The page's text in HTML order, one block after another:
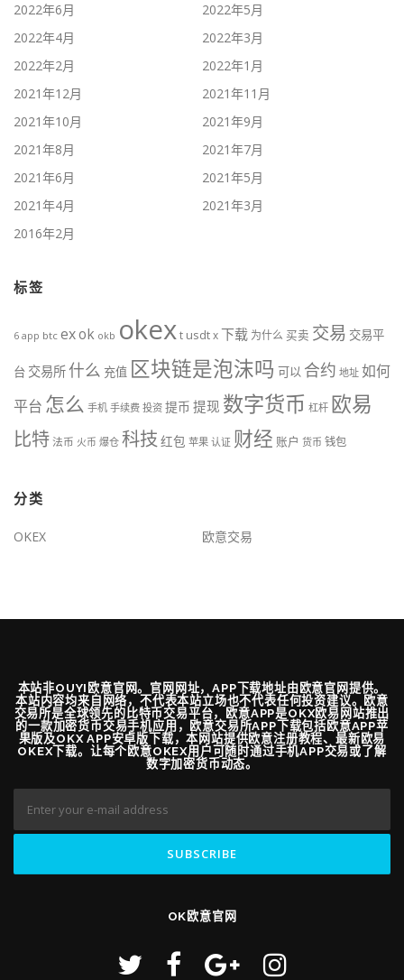
2022年6月
2022年5月
2022年4月
2022年3月
2022年2月
2022年1月
2021年12月
2021年11月
2021年10月
2021年9月
2021年8月
2021年7月
2021年6月
2021年5月
2021年4月
2021年3月
2016年2月
标签
6 app btc exok okb okext usdtx下载 为什么 买卖 交易 交易平
台 交易所 什么 充值 区块链是泡沫吗 可以 合约 地址 如何
平台 怎么 手机 手续费 投资 提币 提现 数字货币 杠杆 欧易
比特法币 火币 爆仓 科技 红包 苹果 认证 财经 账户 货币 钱包
分类
OKEX 欧意交易
本站非OUYI欧意官网。官网网址，APP下载地址由欧意官网提供。
本站内容均来自网络，不代表本站立场也不代表任何投资建议。欧意
交易所是全球领先的比特币交易平台，欧意APP是OKX欧易网站推出
的一款加密货币交易手机应用，欧意交易所APP下载包括欧意APP苹
果版及OKX APP安卓版下载，本网站提供欧意注册教程、最新欧易
OKEX下载。让每个欧意OKEX用户可随时通过手机APP交易或了解
数字加密货币动态。
OK欧意官网